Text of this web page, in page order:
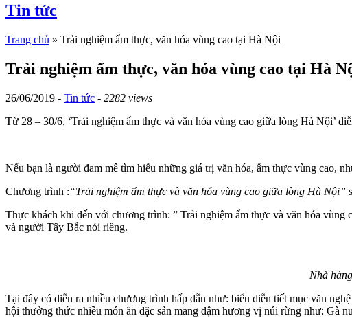
Tin tức
Trang chủ » Trải nghiệm ẩm thực, văn hóa vùng cao tại Hà Nội
Trải nghiệm ẩm thực, văn hóa vùng cao tại Hà
26/06/2019 - Tin tức - 2282 views
Từ 28 – 30/6, ‘Trải nghiệm ẩm thực và văn hóa vùng cao giữa lòng Hà Nội’
Nếu bạn là người đam mê tìm hiểu những giá trị văn hóa, ẩm thực vùng cao,
Chương trình :“Trải nghiệm ẩm thực và văn hóa vùng cao giữa lòng Hà Nội”
Thực khách khi đến với chương trình: ” Trải nghiệm ẩm thực và văn hóa
và người Tây Bắc nói riêng.
Nhà
Tại đây có diễn ra nhiều chương trình hấp dẫn như: biểu diễn tiết mục văn
hội thưởng thức nhiều món ăn đặc sản mang đậm hương vị núi rừng như: Gà